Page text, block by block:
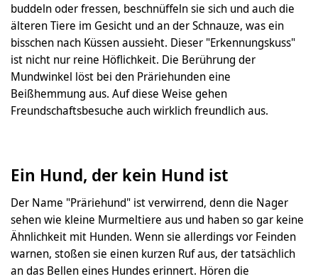
buddeln oder fressen, beschnüffeln sie sich und auch die
älteren Tiere im Gesicht und an der Schnauze, was ein
bisschen nach Küssen aussieht. Dieser "Erkennungskuss"
ist nicht nur reine Höflichkeit. Die Berührung der
Mundwinkel löst bei den Präriehunden eine
Beißhemmung aus. Auf diese Weise gehen
Freundschaftsbesuche auch wirklich freundlich aus.
Ein Hund, der kein Hund ist
Der Name "Präriehund" ist verwirrend, denn die Nager
sehen wie kleine Murmeltiere aus und haben so gar keine
Ähnlichkeit mit Hunden. Wenn sie allerdings vor Feinden
warnen, stoßen sie einen kurzen Ruf aus, der tatsächlich
an das Bellen eines Hundes erinnert. Hören die